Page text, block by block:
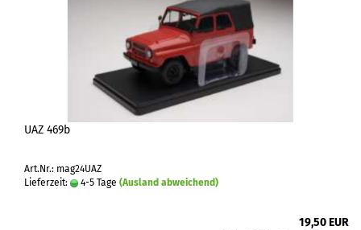
UAZ 469b
Art.Nr.: mag24UAZ
Lieferzeit:
4-5 Tage (Ausland abweichend)
19,50 EUR